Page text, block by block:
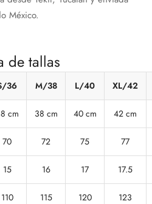
México.
de tallas
36 M/38 L/40 XL/42
cm 38 cm 40 cm 42 cm
70 72 75 77
15 16 17 17.5
110 115 120 123